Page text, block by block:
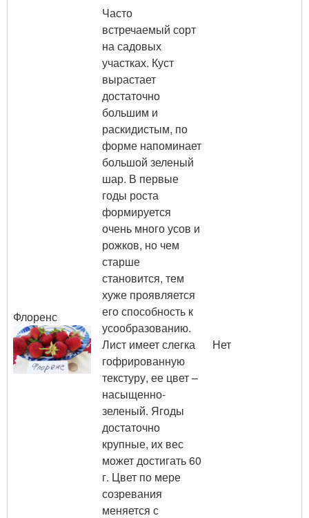
Флоренс
Часто
встречаемый сорт
на садовых
участках. Куст
вырастает
достаточно
большим и
раскидистым, по
форме напоминает
большой зеленый
шар. В первые
годы роста
формируется
очень много усов и
рожков, но чем
старше
становится, тем
хуже проявляется
его способность к
усообразованию.
Лист имеет слегка
гофрированную
текстуру, ее цвет –
насыщенно-
зеленый. Ягоды
достаточно
крупные, их вес
может достигать 60
г. Цвет по мере
созревания
меняется с
Нет